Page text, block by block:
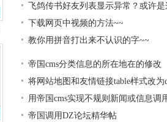
飞鸽传书好友列表显示异常？或许
下载网页中视频的方法~~
教你用拼音打出来不认识的字~~
帝国cms分类信息的所在地在的修改
将网站地图和友情链接table样式改为
用帝国cms实现不规则新闻或信息调
帝国调用DZ论坛精华帖